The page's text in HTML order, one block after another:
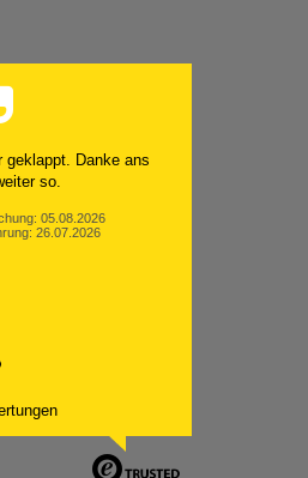
geklappt. Danke ans
so.
05.08.2026
26.07.2026